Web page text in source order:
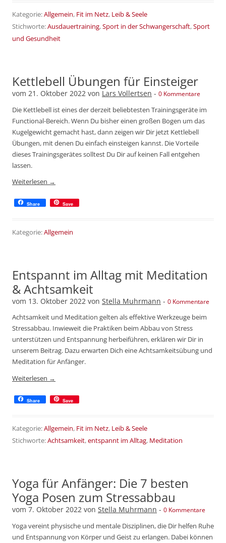
Kategorie:Allgemein, Fit im Netz, Leib & Seele
Stichworte:Ausdauertraining,Sport in der Schwangerschaft,Sport
und Gesundheit
Kettlebell Übungen für Einsteiger
vom 21. Oktober 2022 von Lars Vollertsen - 0 Kommentare
Die Kettlebell ist eines der derzeit beliebtesten Trainingsgeräte im
Functional-Bereich. Wenn Du bisher einen großen Bogen um das
Kugelgewicht gemacht hast, dann zeigen wir Dir jetzt Kettlebell
Übungen, mit denen Du einfach einsteigen kannst. Die Vorteile
dieses Trainingsgerätes solltest Du Dir auf keinen Fall entgehen
lassen.
Weiterlesen →
Share Save
Kategorie:Allgemein
Entspannt im Alltag mit Meditation
& Achtsamkeit
vom 13. Oktober 2022 von Stella Muhrmann - 0 Kommentare
Achtsamkeit und Meditation gelten als effektive Werkzeuge beim
Stressabbau. Inwieweit die Praktiken beim Abbau von Stress
unterstützen und Entspannung herbeiführen, erklären wir Dir in
unserem Beitrag. Dazu erwarten Dich eine Achtsamkeitsübung und
Meditation für Anfänger.
Weiterlesen →
Share Save
Kategorie:Allgemein, Fit im Netz, Leib & Seele
Stichworte:Achtsamkeit,entspannt im Alltag, Meditation
Yoga für Anfänger: Die 7 besten
Yoga Posen zum Stressabbau
vom 7. Oktober 2022 von Stella Muhrmann - 0 Kommentare
Yoga vereint physische und mentale Disziplinen, die Dir helfen Ruhe
und Entspannung von Körper und Geist zu erlangen. Dabei können